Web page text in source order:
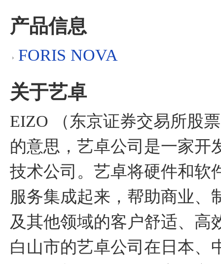
产品信息
FORIS NOVA
关于艺卓
EIZO （东京证券交易所股
的意思，艺卓公司是一家开
技术公司。艺卓将硬件和软
服务集成起来，帮助商业、
及其他领域的客户舒适、高
白山市的艺卓公司在日本、